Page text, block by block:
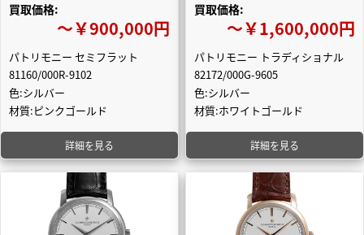
買取価格:
〜￥900,000円
パトリモニー セミフラット
81160/000R-9102
色:シルバー
材質:ピンクゴールド
詳細を見る
買取価格:
〜￥1,600,000円
パトリモニー トラディショナル
82172/000G-9605
色:シルバー
材質:ホワイトゴールド
詳細を見る